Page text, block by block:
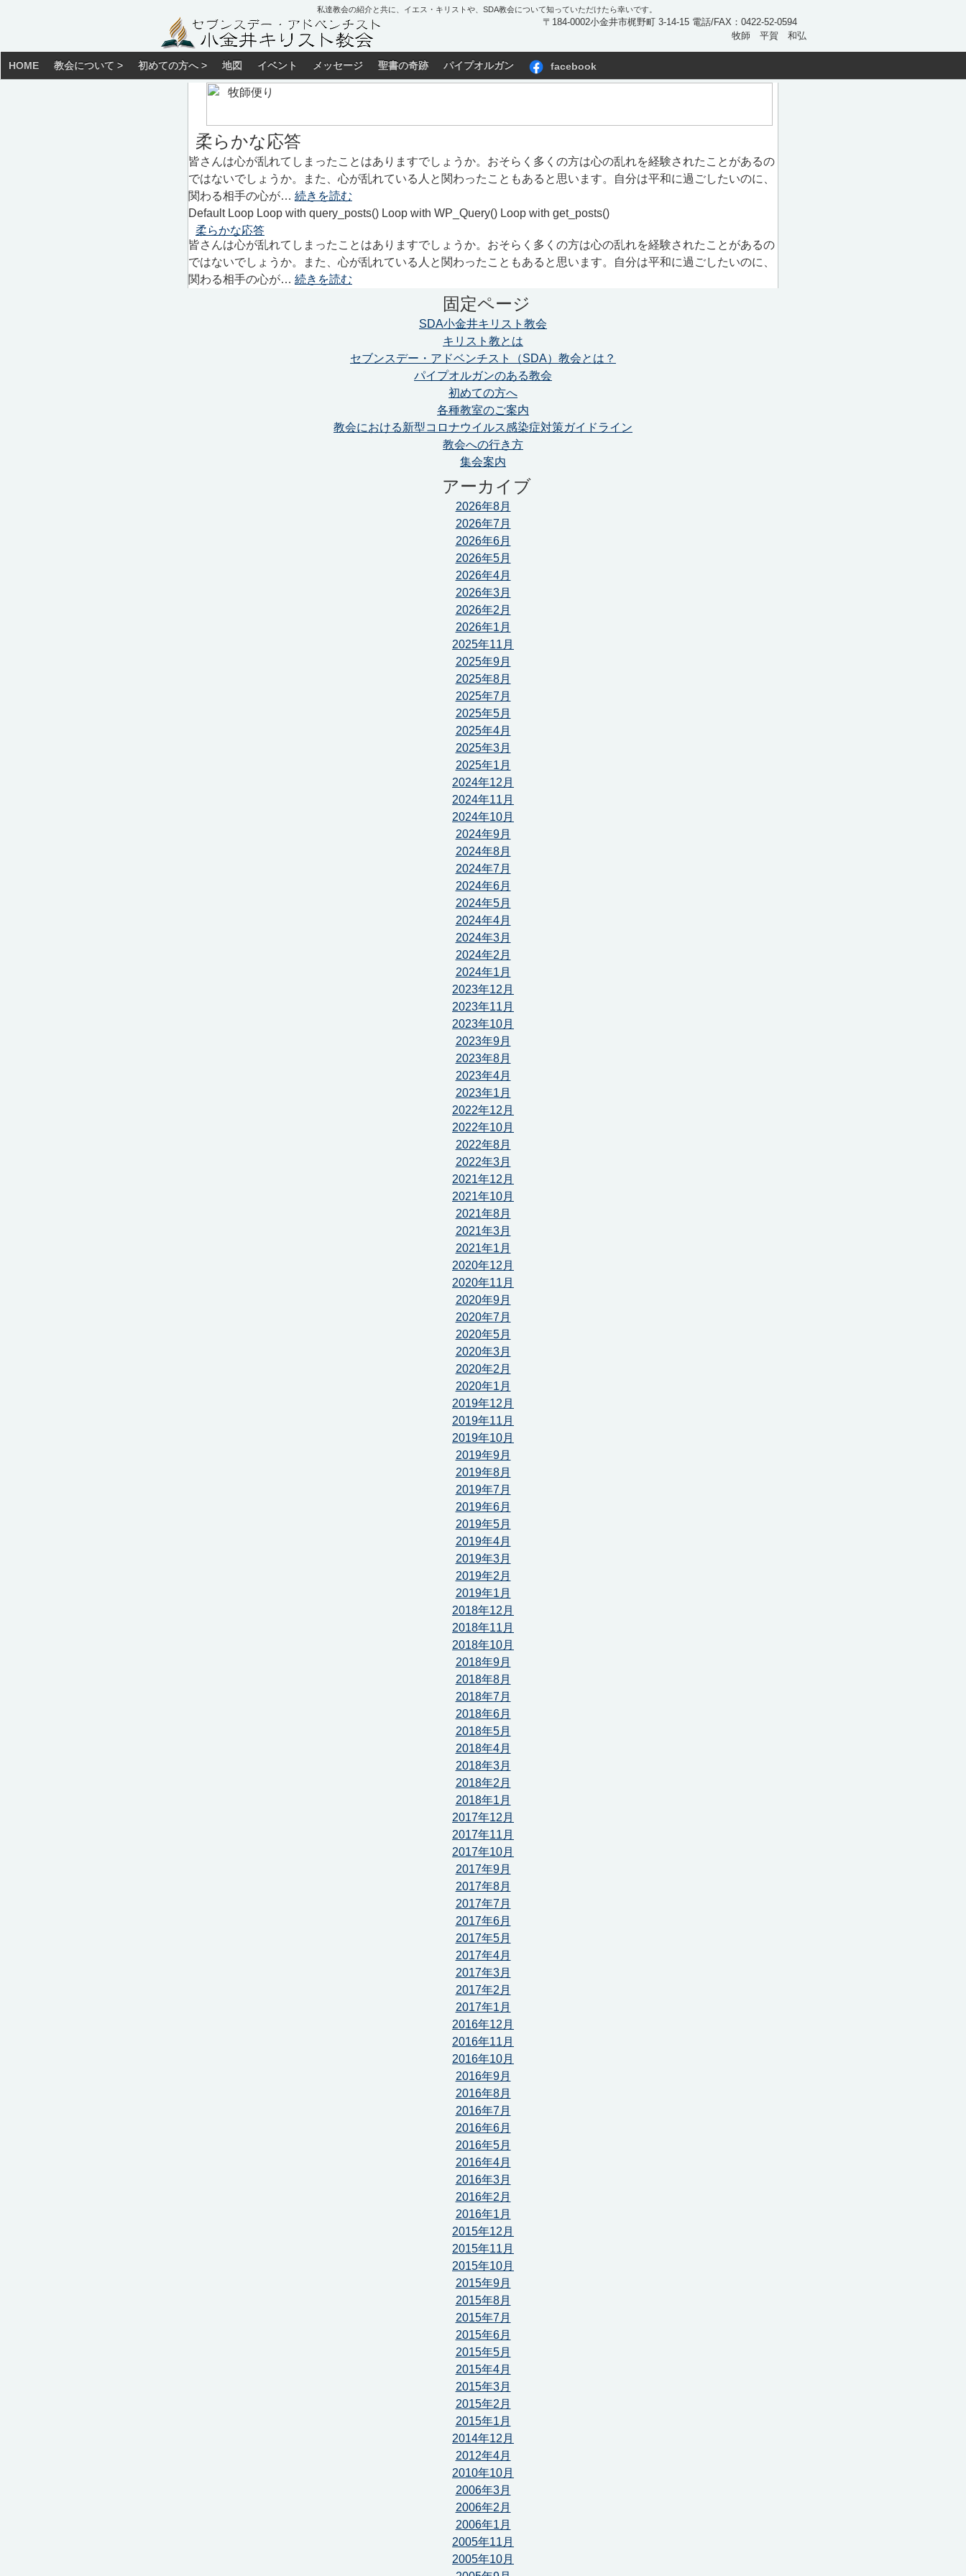
私達教会の紹介と共に、イエス・キリストや、SDA教会について知っていただけたら幸いです。
〒184-0002小金井市梶野町 3-14-15 電話/FAX：0422-52-0594
牧師 平賀 和弘
HOME 教会について > 初めての方へ > 地図 イベント メッセージ 聖書の奇跡 パイプオルガン facebook
柔らかな応答
皆さんは心が乱れてしまったことはありますでしょうか。おそらく多くの方は心の乱れを経験されたことがあるの
ではないでしょうか。また、心が乱れている人と関わったこともあると思います。自分は平和に過ごしたいのに、
関わる相手の心が… 続きを読む
Default Loop Loop with query_posts() Loop with WP_Query() Loop with get_posts()
柔らかな応答
皆さんは心が乱れてしまったことはありますでしょうか。おそらく多くの方は心の乱れを経験されたことがあるの
ではないでしょうか。また、心が乱れている人と関わったこともあると思います。自分は平和に過ごしたいのに、
関わる相手の心が… 続きを読む
固定ページ
SDA小金井キリスト教会
キリスト教とは
セブンスデー・アドベンチスト（SDA）教会とは？
パイプオルガンのある教会
初めての方へ
各種教室のご案内
教会における新型コロナウイルス感染症対策ガイドライン
教会への行き方
集会案内
アーカイブ
2026年8月
2026年7月
2026年6月
2026年5月
2026年4月
2026年3月
2026年2月
2026年1月
2025年11月
2025年9月
2025年8月
2025年7月
2025年5月
2025年4月
2025年3月
2025年1月
2024年12月
2024年11月
2024年10月
2024年9月
2024年8月
2024年7月
2024年6月
2024年5月
2024年4月
2024年3月
2024年2月
2024年1月
2023年12月
2023年11月
2023年10月
2023年9月
2023年8月
2023年4月
2023年1月
2022年12月
2022年10月
2022年8月
2022年3月
2021年12月
2021年10月
2021年8月
2021年3月
2021年1月
2020年12月
2020年11月
2020年9月
2020年7月
2020年5月
2020年3月
2020年2月
2020年1月
2019年12月
2019年11月
2019年10月
2019年9月
2019年8月
2019年7月
2019年6月
2019年5月
2019年4月
2019年3月
2019年2月
2019年1月
2018年12月
2018年11月
2018年10月
2018年9月
2018年8月
2018年7月
2018年6月
2018年5月
2018年4月
2018年3月
2018年2月
2018年1月
2017年12月
2017年11月
2017年10月
2017年9月
2017年8月
2017年7月
2017年6月
2017年5月
2017年4月
2017年3月
2017年2月
2017年1月
2016年12月
2016年11月
2016年10月
2016年9月
2016年8月
2016年7月
2016年6月
2016年5月
2016年4月
2016年3月
2016年2月
2016年1月
2015年12月
2015年11月
2015年10月
2015年9月
2015年8月
2015年7月
2015年6月
2015年5月
2015年4月
2015年3月
2015年2月
2015年1月
2014年12月
2012年4月
2010年10月
2006年3月
2006年2月
2006年1月
2005年11月
2005年10月